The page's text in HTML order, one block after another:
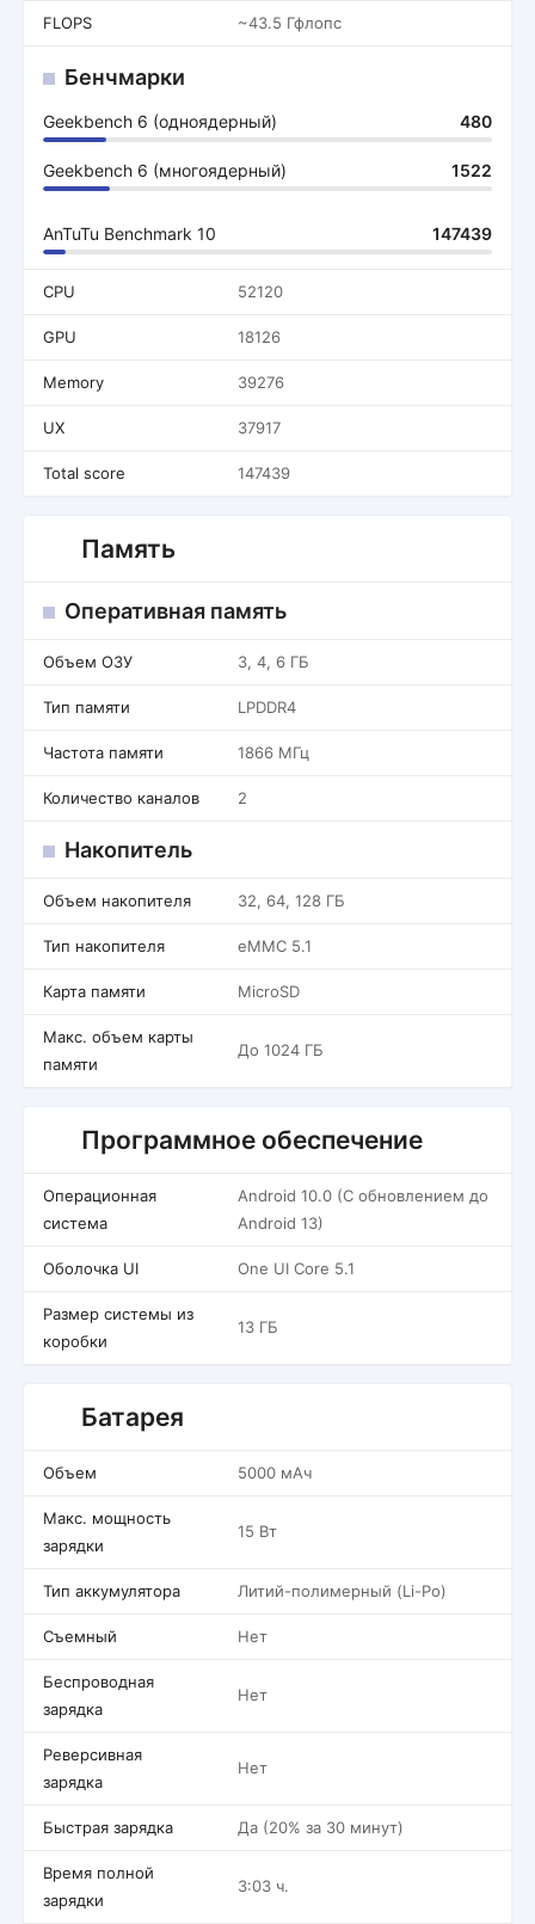
FLOPS ~43.5 Гфлопс
Бенчмарки
Geekbench 6 (одноядерный) 480
Geekbench 6 (многоядерный) 1522
AnTuTu Benchmark 10 147439
CPU 52120
GPU 18126
Memory 39276
UX 37917
Total score 147439
Память
Оперативная память
Объем ОЗУ 3, 4, 6 ГБ
Тип памяти LPDDR4
Частота памяти 1866 МГц
Количество каналов 2
Накопитель
Объем накопителя 32, 64, 128 ГБ
Тип накопителя eMMC 5.1
Карта памяти MicroSD
Макс. объем карты
памяти
До 1024 ГБ
Программное обеспечение
Операционная
система
Android 10.0 (С обновлением до
Android 13)
Оболочка UI One UI Core 5.1
Размер системы из
коробки
13 ГБ
Батарея
Объем 5000 мАч
Макс. мощность
зарядки
15 Вт
Тип аккумулятора Литий-полимерный (Li-Po)
Съемный Нет
Беспроводная
зарядка
Нет
Реверсивная
зарядка
Нет
Быстрая зарядка Да (20% за 30 минут)
Время полной
зарядки
3:03 ч.